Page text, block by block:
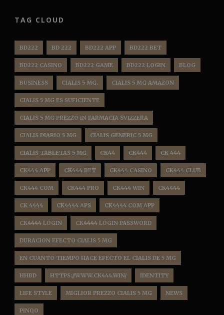
TAG CLOUD
BD222 BD 222 BD222 APP BD222 BET
BD222 CASINO BD222 GAME BD222 LOGIN BLOG
BUSINESS CIALIS 5 MG. CIALIS 5 MG AMAZON
CIALIS 5 MG ES SUFICIENTE
CIALIS 5 MG PREZZO IN FARMACIA SVIZZERA
CIALIS DIARIO 5 MG CIALIS GENERIC 5 MG
CIALIS TABLETAS 5 MG CK44 CK444 CK 444
CK444 APP CK444 BET CK444 CASINO CK444 CLUB
CK444 COM CK444 PRO CK444 WIN CK4444
CK 4444 CK4444 APS CK4444 COM APP
CK4444 LOGIN CK4444 LOGIN PASSWORD
DURACION EFECTO CIALIS 5 MG
EN CUANTO TIEMPO HACE EFECTO EL CIALIS DE 5 MG
HHBD HTTPS://WWW.CK444.WIN/ IDENTITY
LIFE STYLE MIGLIOR PREZZO CIALIS 5 MG NEWS
PINQO